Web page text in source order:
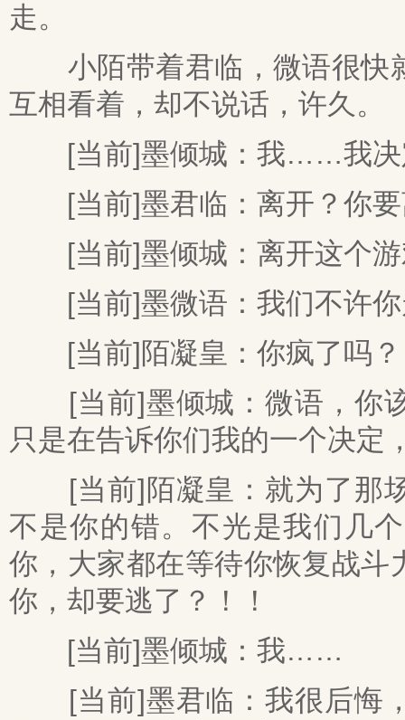
走。
小陌带着君临，微语很快
互相看着，却不说话，许久。
[当前]墨倾城：我……我决
[当前]墨君临：离开？你要
[当前]墨倾城：离开这个游
[当前]墨微语：我们不许你
[当前]陌凝皇：你疯了吗？
[当前]墨倾城：微语，你该
只是在告诉你们我的一个决定
[当前]陌凝皇：就为了那场
不是你的错。不光是我们几
你，大家都在等待你恢复战
你，却要逃了？！！
[当前]墨倾城：我……
[当前]墨君临：我很后悔，